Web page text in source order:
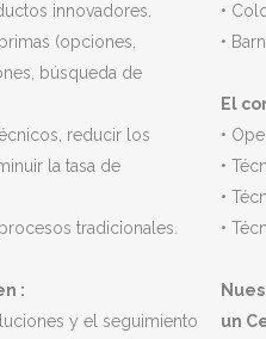
innovadores.
(opciones,
búsqueda de
reducir los
la tasa de
tradicionales.
:
y el seguimiento
•
•
El
•
•
•
•
un